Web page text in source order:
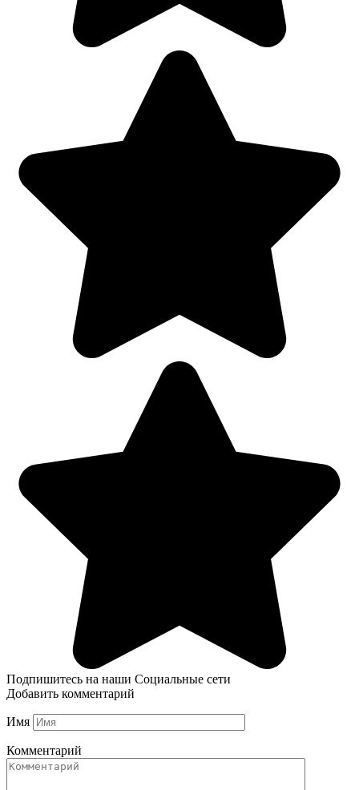
Подпишитесь на наши Социальные сети
Добавить комментарий
Имя
Комментарий